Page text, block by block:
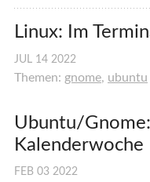
Linux: Im
JUL 14 2022
Themen: gnome, ubuntu
Ubuntu/
Kalenderwoche
FEB 03 2022